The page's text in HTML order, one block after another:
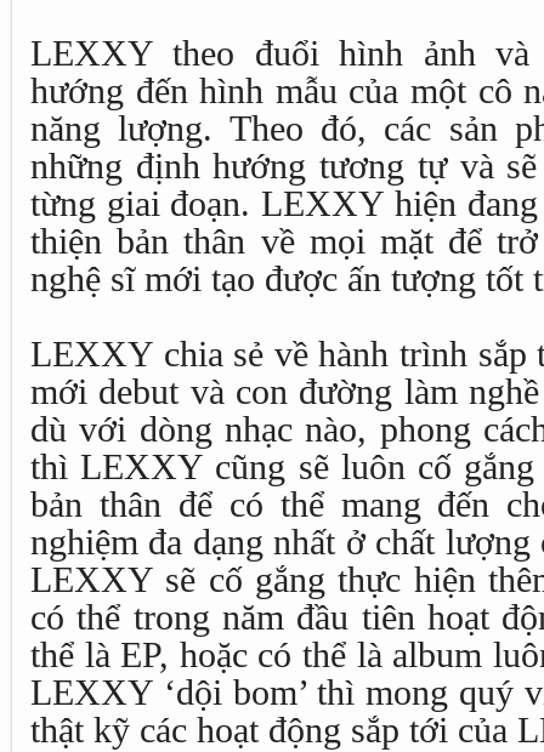
LEXXY theo đuổi hình ảnh và
hướng đến hình mẫu của một cô
năng lượng. Theo đó, các sản
những định hướng tương tự và
từng giai đoạn. LEXXY hiện
thiện bản thân về mọi mặt để
nghệ sĩ mới tạo được ấn tượng tốt
LEXXY chia sẻ về hành trình
mới debut và con đường làm
dù với dòng nhạc nào, phong
thì LEXXY cũng sẽ luôn cố
bản thân để có thể mang đến
nghiệm đa dạng nhất ở chất
LEXXY sẽ cố gắng thực hiện
có thể trong năm đầu tiên hoạt
thể là EP, hoặc có thể là album
LEXXY ‘dội bom’ thì mong quý
thật kỹ các hoạt động sắp tới của